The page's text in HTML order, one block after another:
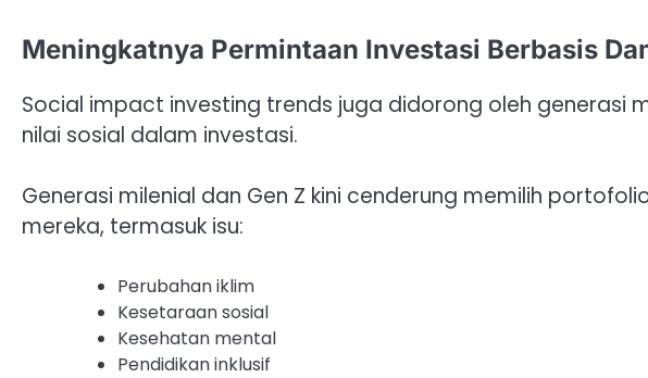
Meningkatnya Permintaan Investasi Berbasis
Social impact investing trends juga didorong oleh generasi
nilai sosial dalam investasi.
Generasi milenial dan Gen Z kini cenderung memilih
mereka, termasuk isu:
Perubahan iklim
Kesetaraan sosial
Kesehatan mental
Pendidikan inklusif